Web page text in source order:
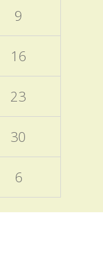
9
16
23
30
6